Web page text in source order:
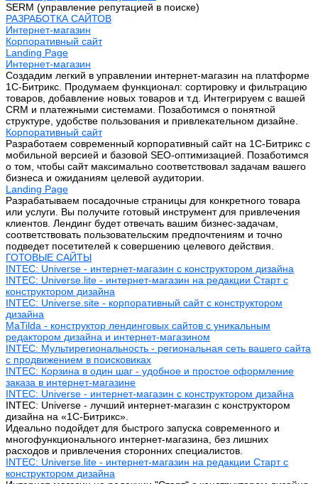
SERM (управление репутацией в поиске)
РАЗРАБОТКА САЙТОВ
Интернет-магазин
Корпоративный сайт
Landing Page
Интернет-магазин
Создадим легкий в управлении интернет-магазин на платформе
1С-Битрикс. Продумаем функционал: сортировку и фильтрацию
товаров, добавление новых товаров и т.д. Интегрируем с вашей
CRM и платежными системами. Позаботимся о понятной
структуре, удобстве пользования и привлекательном дизайне.
Корпоративный сайт
Разработаем современный корпоративный сайт на 1С-Битрикс с
мобильной версией и базовой SEO-оптимизацией. Позаботимся
о том, чтобы сайт максимально соответствовал задачам вашего
бизнеса и ожиданиям целевой аудитории.
Landing Page
Разрабатываем посадочные страницы для конкретного товара
или услуги. Вы получите готовый инструмент для привлечения
клиентов. Лендинг будет отвечать вашим бизнес-задачам,
соответствовать пользовательским предпочтениям и точно
подведет посетителей к совершению целевого действия.
ГОТОВЫЕ САЙТЫ
INTEC: Universe - интернет-магазин с конструктором дизайна
INTEC: Universe.lite - интернет-магазин на редакции Старт с
конструктором дизайна
INTEC: Universe.site - корпоративный сайт с конструктором
дизайна
MaTilda - конструктор лендинговых сайтов с уникальным
редактором дизайна и интернет-магазином
INTEC: Мультирегиональность - региональная сеть вашего сайта
с продвижением в поисковиках
INTEC: Корзина в один шаг - удобное и простое оформление
заказа в интернет-магазине
INTEC: Universe - интернет-магазин с конструктором дизайна
INTEC: Universe - лучший интернет-магазин с конструктором
дизайна на «1C-Битрикс».
Идеально подойдет для быстрого запуска современного и
многофункционального интернет-магазина, без лишних
расходов и привлечения сторонних специалистов.
INTEC: Universe.lite - интернет-магазин на редакции Старт с
конструктором дизайна